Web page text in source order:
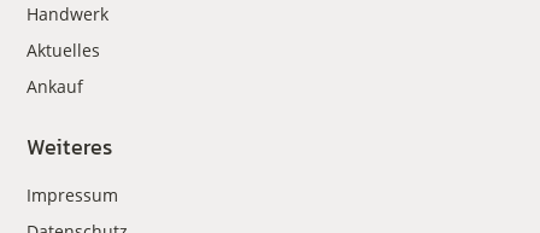
Handwerk
Aktuelles
Ankauf
Weiteres
Impressum